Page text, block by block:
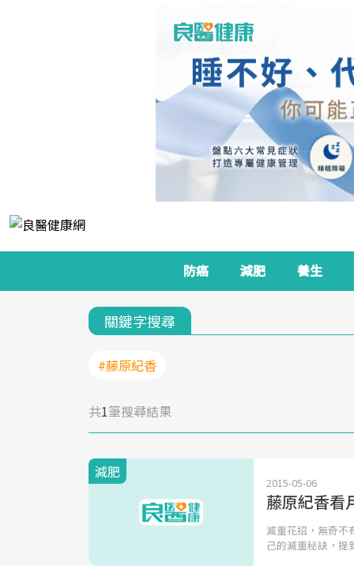
防癌 減肥 養生
關鍵字搜尋
#藤原紀香
共1筆搜尋結果
減肥
2015-05-06
藤原紀香看
減重花招，無奇不
己的減重秘訣，提